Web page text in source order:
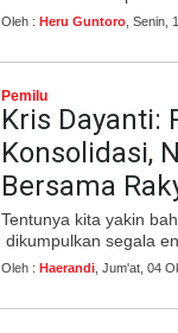
Oleh : Heru Guntoro , Senin,
Pemilu
Kris Dayanti:
Konsolidasi,
Bersama
Tentunya kita yakin
dikumpulkan segala
Oleh : Haerandi , Jum'at, 04